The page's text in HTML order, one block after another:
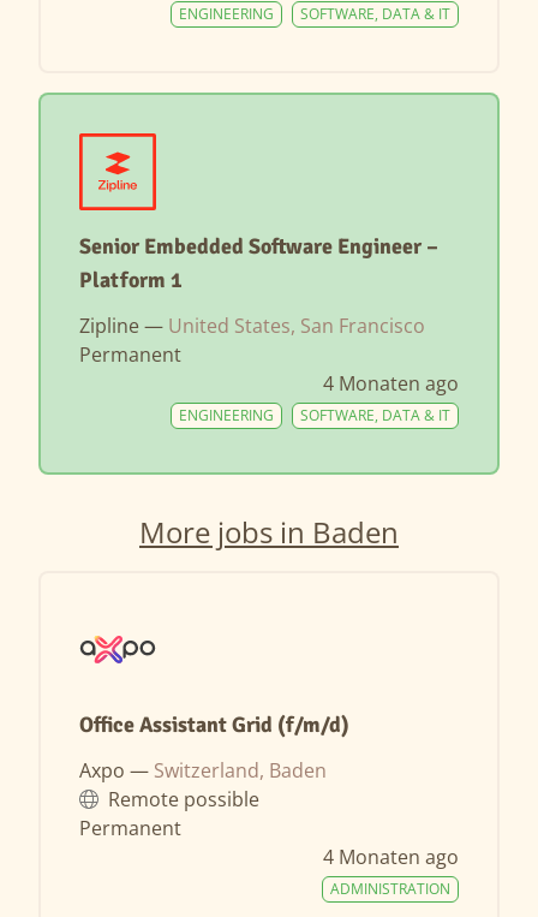
SOFTWARE, DATA & IT
ENGINEERING
Senior Embedded Software Engineer –
Platform 1
Zipline — United States, San Francisco
Permanent
4 Monaten ago
SOFTWARE, DATA & IT
ENGINEERING
More jobs in Baden
Office Assistant Grid (f/m/d)
Axpo — Switzerland, Baden
Remote possible
Permanent
4 Monaten ago
ADMINISTRATION